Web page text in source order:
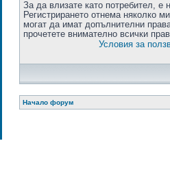
За да влизате като потребител, е
Регистрирането отнема няколко
могат да имат допълнителни
прочетете внимателно всички
Условия за
Начало форум